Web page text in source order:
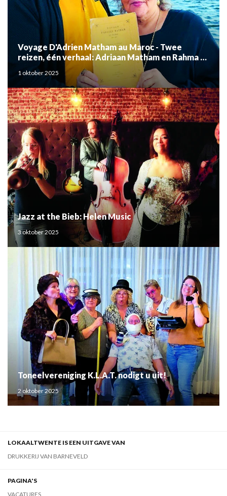
Voyage D'Adrien Matham au Maroc - Twee
reizen, één verhaal: Adriaan Matham en Rahma el
Mouden
1 oktober 2025
Jazz at the Bieb: Helen Music
3 oktober 2025
Toneelvereniging K.L.A.T. nodigt u uit!
2 oktober 2025
LOKAALTWENTE IS EEN UITGAVE VAN
DRUKKERIJ VAN BARNEVELD
PAGINA'S
VACATURES